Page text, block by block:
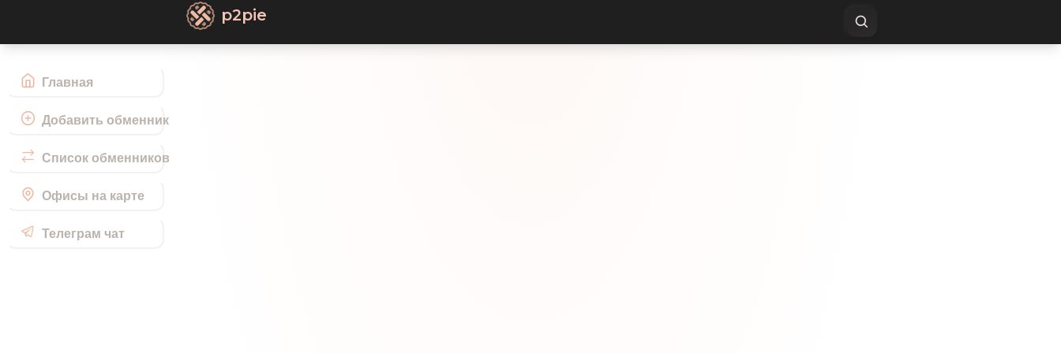
Главная
Добавить обменник
Список обменников
Офисы на карте
Телеграм чат
p2pie